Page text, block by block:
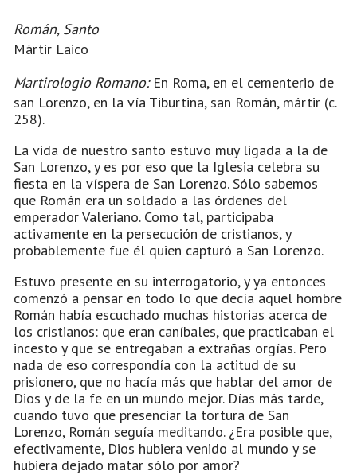
Román, Santo
Mártir Laico
Martirologio Romano:En Roma, en el cementerio de
san Lorenzo, en la vía Tiburtina, san Román, mártir (c.
258).
La vida de nuestro santo estuvo muy ligada a la de
San Lorenzo, y es por eso que la Iglesia celebra su
fiesta en la víspera de San Lorenzo. Sólo sabemos
que Román era un soldado a las órdenes del
emperador Valeriano. Como tal, participaba
activamente en la persecución de cristianos, y
probablemente fue él quien capturó a San Lorenzo.
Estuvo presente en su interrogatorio, y ya entonces
comenzó a pensar en todo lo que decía aquel hombre.
Román había escuchado muchas historias acerca de
los cristianos: que eran caníbales, que practicaban el
incesto y que se entregaban a extrañas orgías. Pero
nada de eso correspondía con la actitud de su
prisionero, que no hacía más que hablar del amor de
Dios y de la fe en un mundo mejor. Días más tarde,
cuando tuvo que presenciar la tortura de San
Lorenzo, Román seguía meditando. ¿Era posible que,
efectivamente, Dios hubiera venido al mundo y se
hubiera dejado matar sólo por amor?